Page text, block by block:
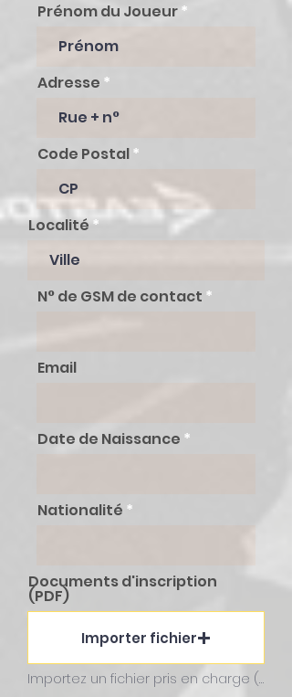
Prénom du Joueur
Adresse
Code Postal
Localité
N° de GSM de contact
Email
Date de Naissance
Nationalité
Documents d'inscription
(PDF)
Importer fichier
Importez un fichier pris en charge (max. 15 Mo)